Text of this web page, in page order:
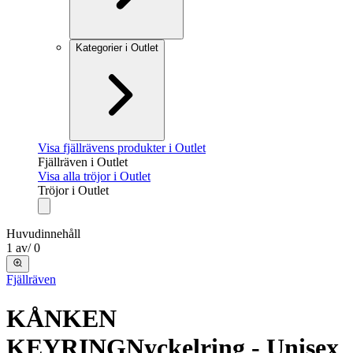
Kategorier i Outlet
Visa fjällrävens produkter i Outlet
Fjällräven i Outlet
Visa alla tröjor i Outlet
Tröjor i Outlet
Huvudinnehåll
1 av/ 0
Fjällräven
KÅNKEN
KEYRINGNyckelring - Unisex